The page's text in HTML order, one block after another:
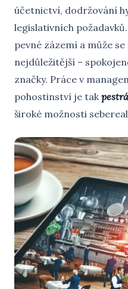
účetnictví, dodržování
legislativních
pevné zázemí a může
nejdůležitější –
značky. Práce v
pohostinství je tak
široké možnosti